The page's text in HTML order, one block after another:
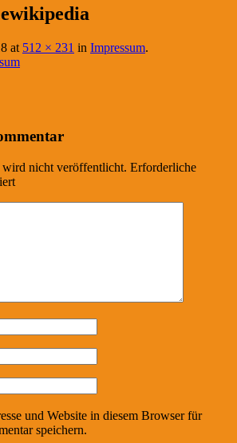
at 512 × 231 in Impressum.
nicht veröffentlicht. Erforderliche
und Website in diesem Browser für
speichern.